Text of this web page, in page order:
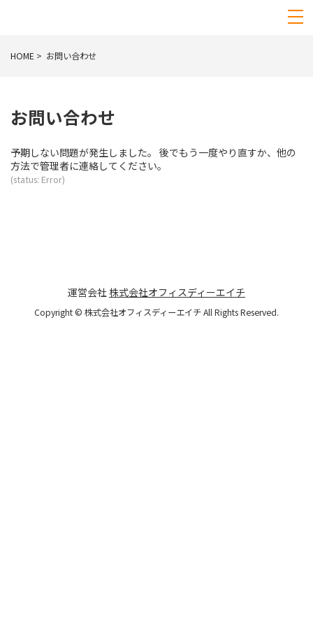
HOME お問い合わせ
お問い合わせ
予期しない問題が発生しました。 後でもう一度やり直すか、他の
方法で管理者に連絡してください。
(status: Error)
運営会社 株式会社オフィスディーエイチ
Copyright © 株式会社オフィスディーエイチ All Rights Reserved.